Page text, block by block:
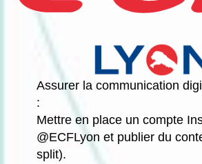
Assurer la communication
:
Mettre en place un compte
@ECFLyon et publier du
split).